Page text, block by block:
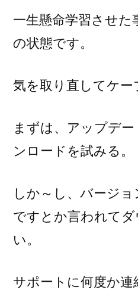
一生懸命学習させた
の状態です。
気を取り直してケー
まずは、アップデ
ンロードを試みる。
しか～し、バージ
ですとか言われて
い。
サポートに何度か